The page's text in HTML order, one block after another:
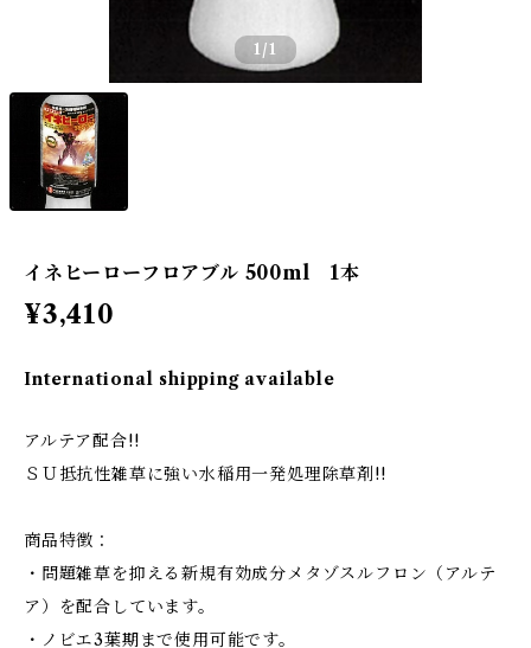
1 /1
イネヒーローフロアブル 500ml 1本
¥3,410
International shipping available
アルテア配合!!
ＳＵ抵抗性雑草に強い水稲用一発処理除草剤!!
商品特徴：
・問題雑草を抑える新規有効成分メタゾスルフロン（アルテ
ア）を配合しています。
・ノビエ3葉期まで使用可能です。